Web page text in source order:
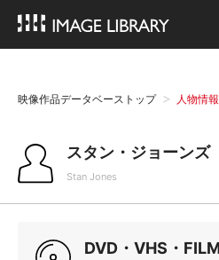
映像作品データベーストップ 人物情
スタン・ジョーンズ
Stan Jones
DVD・VHS・